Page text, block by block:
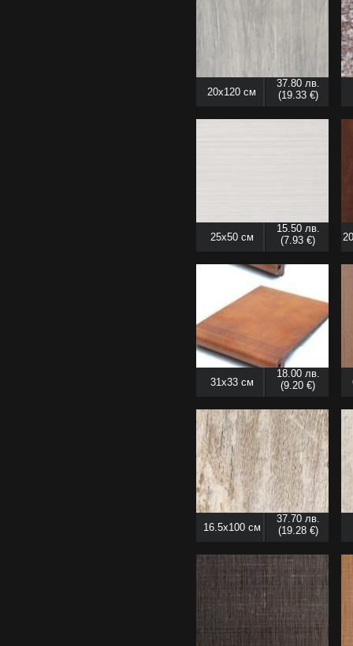
20x120 см
37.80 лв.
(19.33 €)
25x50 см
15.50 лв.
(7.93 €)
31x33 см
18.00 лв.
(9.20 €)
16.5x100 см
37.70 лв.
(19.28 €)